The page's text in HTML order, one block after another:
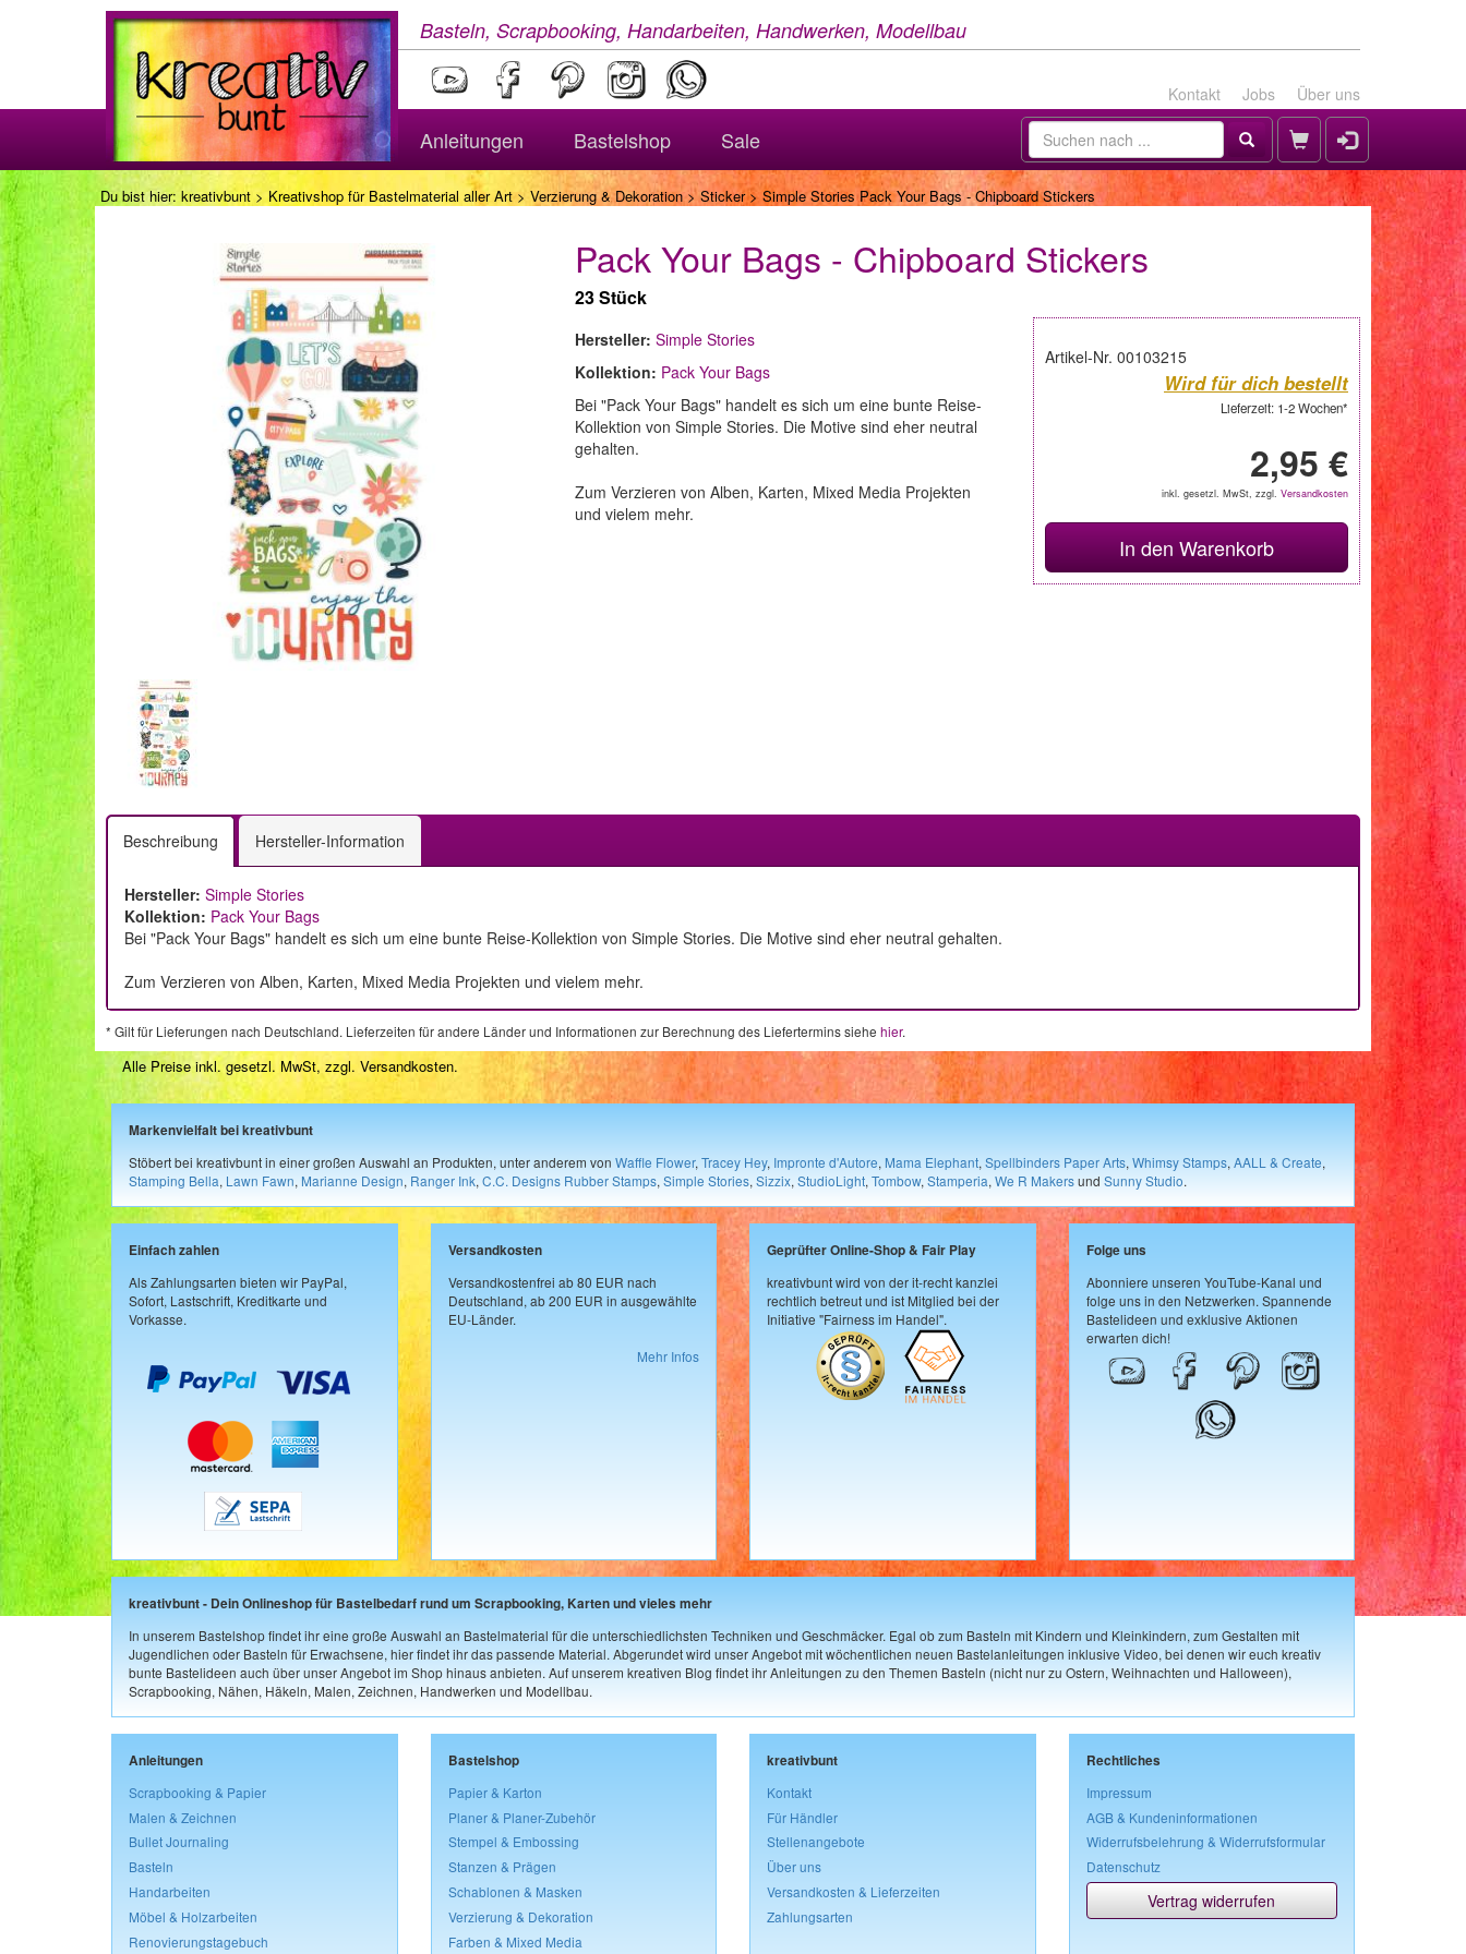
Basteln, Scrapbooking, Handarbeiten, Handwerken, Modellbau
Kontakt Jobs Über uns
Anleitungen Bastelshop Sale
Du bist hier: kreativbunt > Kreativshop für Bastelmaterial aller Art> Verzierung & Dekoration>Sticker> Simple Stories Pack Your Bags - Chipboard Stickers
Pack Your Bags - Chipboard Stickers
23 Stück
Artikel-Nr. 00103215
Wird für dich bestellt
Lieferzeit: 1-2 Wochen*
2,95 €
inkl. gesetzl. MwSt, zzgl. Versandkosten
In den Warenkorb
Hersteller: Simple Stories
Kollektion: Pack Your Bags
Bei "Pack Your Bags" handelt es sich um eine bunte Reise-
Kollektion von Simple Stories. Die Motive sind eher neutral
gehalten.
Zum Verzieren von Alben, Karten, Mixed Media Projekten
und vielem mehr.
Beschreibung Hersteller-Information
Hersteller: Simple Stories
Kollektion: Pack Your Bags
Bei "Pack Your Bags" handelt es sich um eine bunte Reise-Kollektion von Simple Stories. Die Motive sind eher neutral gehalten.
Zum Verzieren von Alben, Karten, Mixed Media Projekten und vielem mehr.
* Gilt für Lieferungen nach Deutschland. Lieferzeiten für andere Länder und Informationen zur Berechnung des Liefertermins siehe hier.
Alle Preise inkl. gesetzl. MwSt, zzgl. Versandkosten.
Markenvielfalt bei kreativbunt
Stöbert bei kreativbunt in einer großen Auswahl an Produkten, unter anderem von Waffle Flower, Tracey Hey, Impronte d'Autore, Mama Elephant, Spellbinders Paper Arts, Whimsy Stamps, AALL & Create,
Stamping Bella, Lawn Fawn, Marianne Design, Ranger Ink, C.C. Designs Rubber Stamps, Simple Stories, Sizzix, StudioLight, Tombow, Stamperia, We R Makersund Sunny Studio.
Einfach zahlen
Als Zahlungsarten bieten wir PayPal,
Sofort, Lastschrift, Kreditkarte und
Vorkasse.
Versandkosten
Versandkostenfrei ab 80 EUR nach
Deutschland, ab 200 EUR in ausgewählte
EU-Länder.
Mehr Infos
Geprüfter Online-Shop & Fair Play
kreativbunt wird von der it-recht kanzlei
rechtlich betreut und ist Mitglied bei der
Initiative "Fairness im Handel".
Folge uns
Abonniere unseren YouTube-Kanal und
folge uns in den Netzwerken. Spannende
Bastelideen und exklusive Aktionen
erwarten dich!
kreativbunt - Dein Onlineshop für Bastelbedarf rund um Scrapbooking, Karten und vieles mehr
In unserem Bastelshop findet ihr eine große Auswahl an Bastelmaterial für die unterschiedlichsten Techniken und Geschmäcker. Egal ob zum Basteln mit Kindern und Kleinkindern, zum Gestalten mit
Jugendlichen oder Basteln für Erwachsene, hier findet ihr das passende Material. Abgerundet wird unser Angebot mit wöchentlichen neuen Bastelanleitungen inklusive Video, bei denen wir euch kreativ
bunte Bastelideen auch über unser Angebot im Shop hinaus anbieten. Auf unserem kreativen Blog findet ihr Anleitungen zu den Themen Basteln (nicht nur zu Ostern, Weihnachten und Halloween),
Scrapbooking, Nähen, Häkeln, Malen, Zeichnen, Handwerken und Modellbau.
Anleitungen
Scrapbooking & Papier
Malen & Zeichnen
Bullet Journaling
Basteln
Handarbeiten
Möbel & Holzarbeiten
Renovierungstagebuch
Bastelshop
Papier & Karton
Planer & Planer-Zubehör
Stempel & Embossing
Stanzen & Prägen
Schablonen & Masken
Verzierung & Dekoration
Farben & Mixed Media
kreativbunt
Kontakt
Für Händler
Stellenangebote
Über uns
Versandkosten & Lieferzeiten
Zahlungsarten
Rechtliches
Impressum
AGB & Kundeninformationen
Widerrufsbelehrung & Widerrufsformular
Datenschutz
Vertrag widerrufen